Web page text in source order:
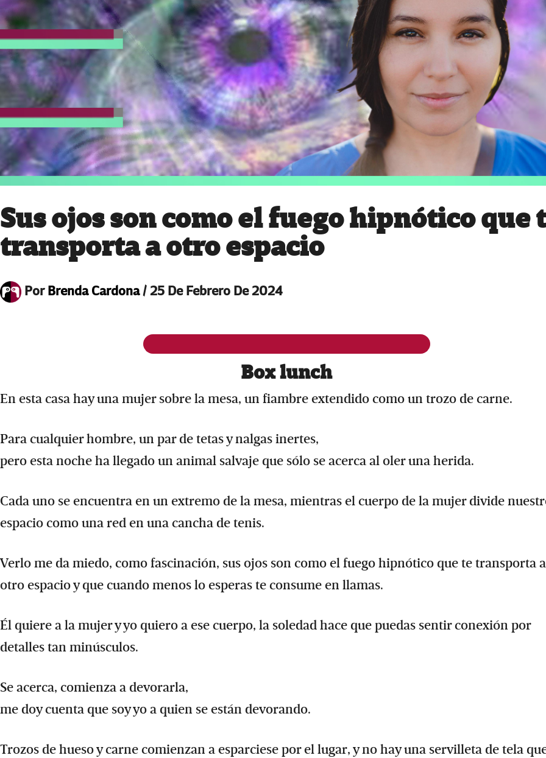
Sus ojos son como el fuego hipnótico que
transporta a otro espacio
PorBrenda Cardona/ 25 De Febrero De 2024
Box lunch
En esta casa hay una mujer sobre la mesa, un fiambre extendido como un trozo de carne.
Para cualquier hombre, un par de tetas y nalgas inertes,
pero esta noche ha llegado un animal salvaje que sólo se acerca al oler una herida.
Cada uno se encuentra en un extremo de la mesa, mientras el cuerpo de la mujer divide
espacio como una red en una cancha de tenis.
Verlo me da miedo, como fascinación, sus ojos son como el fuego hipnótico que te transporta a
otro espacio y que cuando menos lo esperas te consume en llamas.
Él quiere a la mujer y yo quiero a ese cuerpo, la soledad hace que puedas sentir conexión por
detalles tan minúsculos.
Se acerca, comienza a devorarla,
me doy cuenta que soy yo a quien se están devorando.
Trozos de hueso y carne comienzan a esparciese por el lugar, y no hay una servilleta de tela